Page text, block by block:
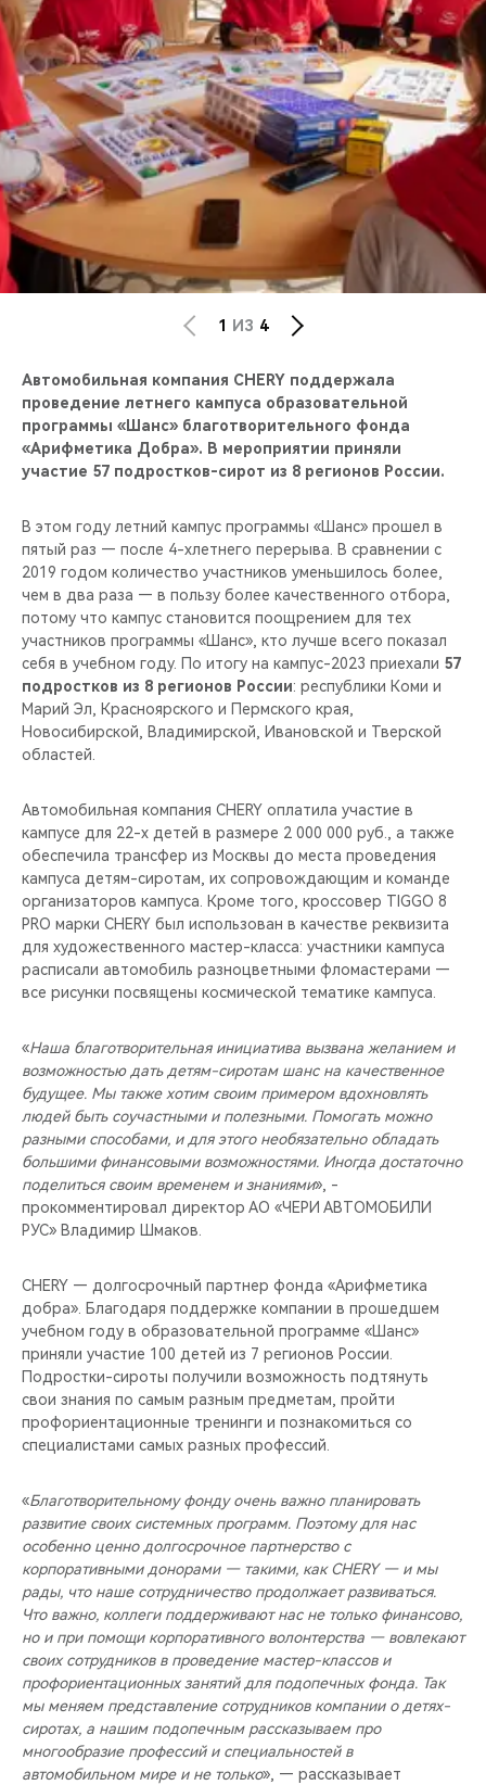
CHERY И СПОРТ
НАШИ МЕРОПРИЯТИЯ
ВИДЕООБЗОРЫ
CHERY ДЛЯ ДЕТЕЙ
1 ИЗ 4
Автомобильная компания CHERY поддержала
проведение летнего кампуса образовательной
программы «Шанс» благотворительного фонда
«Арифметика Добра». В мероприятии приняли
участие 57 подростков-сирот из 8 регионов России.
В этом году летний кампус программы «Шанс» прошел в
пятый раз — после 4-хлетнего перерыва. В сравнении с
2019 годом количество участников уменьшилось более,
чем в два раза — в пользу более качественного отбора,
потому что кампус становится поощрением для тех
участников программы «Шанс», кто лучше всего показал
себя в учебном году. По итогу на кампус-2023 приехали 57
подростков из 8 регионов России: республики Коми и
Марий Эл, Красноярского и Пермского края,
Новосибирской, Владимирской, Ивановской и Тверской
областей.
Автомобильная компания CHERY оплатила участие в
кампусе для 22-х детей в размере 2 000 000 руб., а также
обеспечила трансфер из Москвы до места проведения
кампуса детям-сиротам, их сопровождающим и команде
организаторов кампуса. Кроме того, кроссовер TIGGO 8
PRO марки CHERY был использован в качестве реквизита
для художественного мастер-класса: участники кампуса
расписали автомобиль разноцветными фломастерами —
все рисунки посвящены космической тематике кампуса.
«Наша благотворительная инициатива вызвана желанием и
возможностью дать детям-сиротам шанс на качественное
будущее. Мы также хотим своим примером вдохновлять
людей быть соучастными и полезными. Помогать можно
разными способами, и для этого необязательно обладать
большими финансовыми возможностями. Иногда достаточно
поделиться своим временем и знаниями», -
прокомментировал директор АО «ЧЕРИ АВТОМОБИЛИ
РУС» Владимир Шмаков.
CHERY — долгосрочный партнер фонда «Арифметика
добра». Благодаря поддержке компании в прошедшем
учебном году в образовательной программе «Шанс»
приняли участие 100 детей из 7 регионов России.
Подростки-сироты получили возможность подтянуть
свои знания по самым разным предметам, пройти
профориентационные тренинги и познакомиться со
специалистами самых разных профессий.
«Благотворительному фонду очень важно планировать
развитие своих системных программ. Поэтому для нас
особенно ценно долгосрочное партнерство с
корпоративными донорами — такими, как CHERY — и мы
рады, что наше сотрудничество продолжает развиваться.
Что важно, коллеги поддерживают нас не только финансово,
но и при помощи корпоративного волонтерства — вовлекают
своих сотрудников в проведение мастер-классов и
профориентационных занятий для подопечных фонда. Так
мы меняем представление сотрудников компании о детях-
сиротах, а нашим подопечным рассказываем про
многообразие профессий и специальностей в
автомобильном мире и не только», — рассказывает